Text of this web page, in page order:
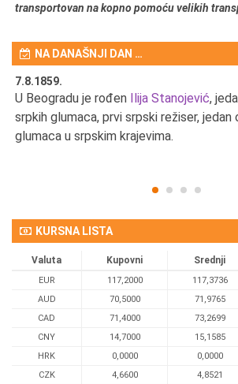
transportovan na kopno pomoću velikih
NA DANAŠNJI DAN …
7.8.1859.
U Beogradu je rođen Ilija Stanojević,
srpkih glumaca, prvi srpski režiser, jedan
glumaca u srpskim krajevima.
KURSNA LISTA
Valuta Kupovni Srednji
EUR 117,2000 117,3736
AUD
70,5000 71,9765
CAD
71,4000 73,2699
CNY
14,7000 15,1585
HRK
0,0000 0,0000
CZK
4,6600 4,8521